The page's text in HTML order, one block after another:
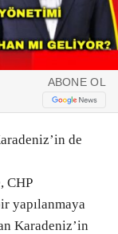
ABONE OL
de
CHP
yapılanmaya
Karadeniz’in